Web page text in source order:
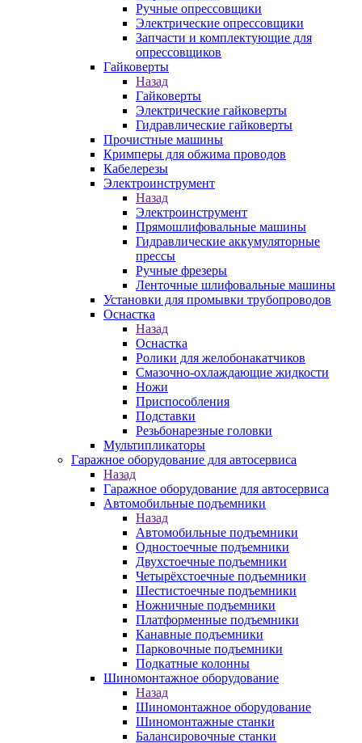
Ручные опрессовщики
Электрические опрессовщики
Запчасти и комплектующие для
опрессовщиков
Гайковерты
Назад
Гайковерты
Электрические гайковерты
Гидравлические гайковерты
Прочистные машины
Кримперы для обжима проводов
Кабелерезы
Электроинструмент
Назад
Электроинструмент
Прямошлифовальные машины
Гидравлические аккумуляторные
прессы
Ручные фрезеры
Ленточные шлифовальные машины
Установки для промывки трубопроводов
Оснастка
Назад
Оснастка
Ролики для желобонакатчиков
Смазочно-охлаждающие жидкости
Ножи
Приспособления
Подставки
Резьбонарезные головки
Мультипликаторы
Гаражное оборудование для автосервиса
Назад
Гаражное оборудование для автосервиса
Автомобильные подъемники
Назад
Автомобильные подъемники
Одностоечные подъемники
Двухстоечные подъемники
Четырёхстоечные подъемники
Шестистоечные подъемники
Ножничные подъемники
Платформенные подъемники
Канавные подъемники
Парковочные подъемники
Подкатные колонны
Шиномонтажное оборудование
Назад
Шиномонтажное оборудование
Шиномонтажные станки
Балансировочные станки